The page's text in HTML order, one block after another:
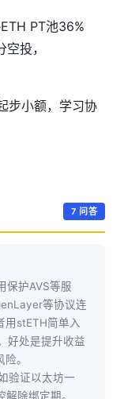
PT池36%
投，
步小额，学习协
7 问答
保护AVS等服
等协议连
用stETH简单入
好处是提升收益
。
验证以太坊一
除绑定期。